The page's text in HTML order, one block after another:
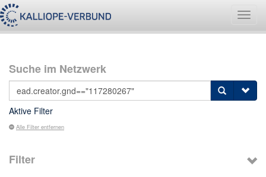
Suche im Netzwerk
Aktive Filter
Alle Filter entfernen
Filter